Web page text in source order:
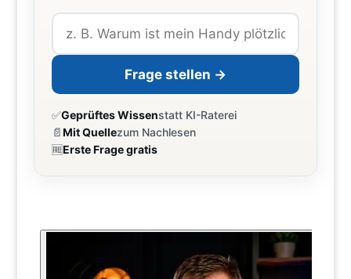
Frage stellen →
✅Geprüftes Wissenstatt KI-Raterei
📄Mit Quellezum Nachlesen
🆓Erste Frage gratis